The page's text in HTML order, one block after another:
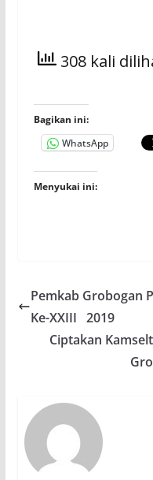
308 kali
Bagikan ini:
WhatsApp
Menyukai ini:
Pemkab Grobogan
Ke-XXIII 2019
Ciptakan